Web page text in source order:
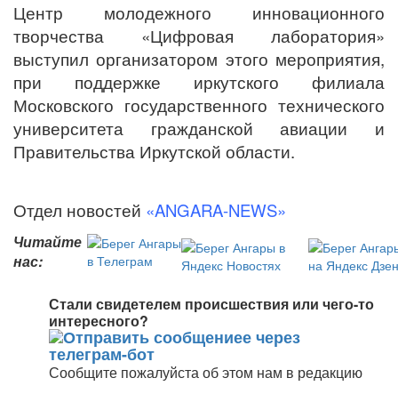
Центр молодежного инновационного
творчества «Цифровая лаборатория»
выступил организатором этого мероприятия,
при поддержке иркутского филиала
Московского государственного технического
университета гражданской авиации и
Правительства Иркутской области.
Отдел новостей «ANGARA-NEWS»
Читайте
нас:
Стали свидетелем происшествия или чего-то
интересного?
Сообщите пожалуйста об этом нам в редакцию